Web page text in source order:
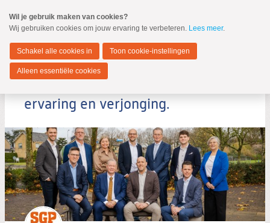
naar
Spring
de
inhoud
Spring
naar
Hendrik-Ido-Ambacht
MENU
Zoeken:
Zoeken
ervaring en verjonging.
Wil je gebruik maken van cookies?
Wij gebruiken cookies om jouw ervaring te verbeteren. Lees meer.
Schakel alle cookies in Toon cookie-instellingen
Alleen essentiële cookies